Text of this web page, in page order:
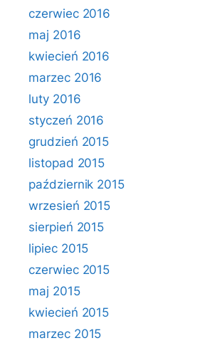
czerwiec 2016
maj 2016
kwiecień 2016
marzec 2016
luty 2016
styczeń 2016
grudzień 2015
listopad 2015
październik 2015
wrzesień 2015
sierpień 2015
lipiec 2015
czerwiec 2015
maj 2015
kwiecień 2015
marzec 2015